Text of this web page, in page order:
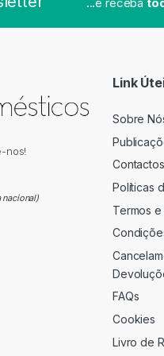
nos!
nacional)
Link
Sobre
Contactos
Políticas
Termos
FAQs
Cookies
Livro de